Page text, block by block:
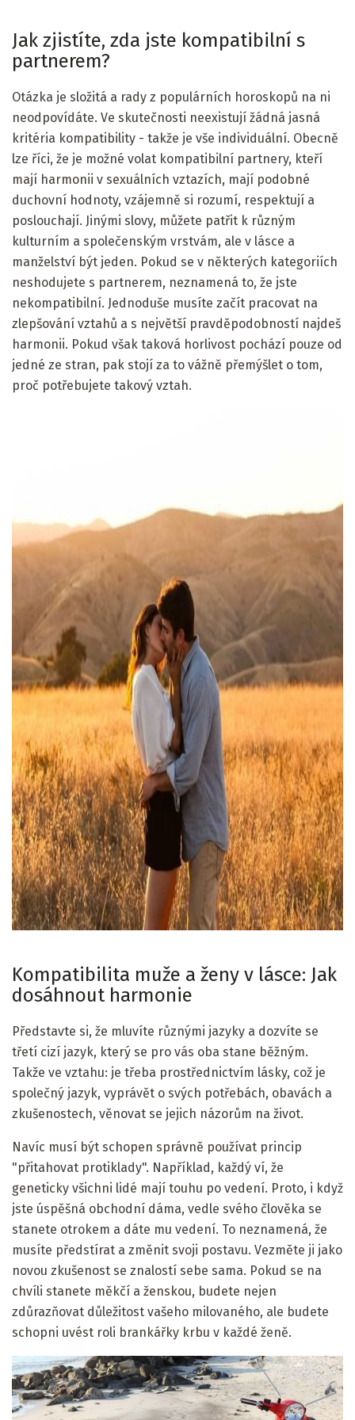
Jak zjistíte, zda jste kompatibilní s
partnerem?
Otázka je složitá a rady z populárních horoskopů na ni
neodpovídáte. Ve skutečnosti neexistují žádná jasná
kritéria kompatibility - takže je vše individuální. Obecně
lze říci, že je možné volat kompatibilní partnery, kteří
mají harmonii v sexuálních vztazích, mají podobné
duchovní hodnoty, vzájemně si rozumí, respektují a
poslouchají. Jinými slovy, můžete patřit k různým
kulturním a společenským vrstvám, ale v lásce a
manželství být jeden. Pokud se v některých kategoriích
neshodujete s partnerem, neznamená to, že jste
nekompatibilní. Jednoduše musíte začít pracovat na
zlepšování vztahů a s největší pravděpodobností najdeš
harmonii. Pokud však taková horlivost pochází pouze od
jedné ze stran, pak stojí za to vážně přemýšlet o tom,
proč potřebujete takový vztah.
ad
Kompatibilita muže a ženy v lásce: Jak
dosáhnout harmonie
Představte si, že mluvíte různými jazyky a dozvíte se
třetí cizí jazyk, který se pro vás oba stane běžným.
Takže ve vztahu: je třeba prostřednictvím lásky, což je
společný jazyk, vyprávět o svých potřebách, obavách a
zkušenostech, věnovat se jejich názorům na život.
Navíc musí být schopen správně používat princip
"přitahovat protiklady". Například, každý ví, že
geneticky všichni lidé mají touhu po vedení. Proto, i když
jste úspěšná obchodní dáma, vedle svého člověka se
stanete otrokem a dáte mu vedení. To neznamená, že
musíte předstírat a změnit svoji postavu. Vezměte ji jako
novou zkušenost se znalostí sebe sama. Pokud se na
chvíli stanete měkčí a ženskou, budete nejen
zdůrazňovat důležitost vašeho milovaného, ​​ale budete
schopni uvést roli brankářky krbu v každé ženě.